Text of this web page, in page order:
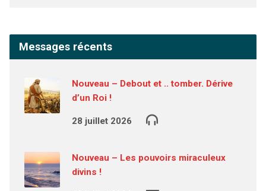
Messages récents
Nouveau – Debout et .. tomber. Dérive
d’un Roi !
28 juillet 2026
Nouveau – Les pouvoirs miraculeux
divins !